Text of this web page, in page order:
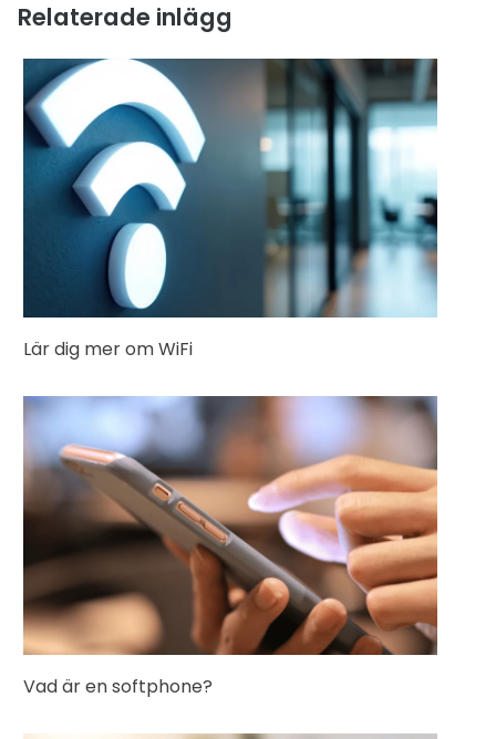
Relaterade inlägg
Lär dig mer om WiFi
Vad är en softphone?